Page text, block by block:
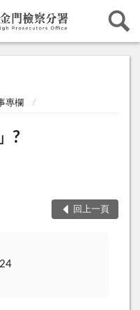
專欄
?
回上一頁